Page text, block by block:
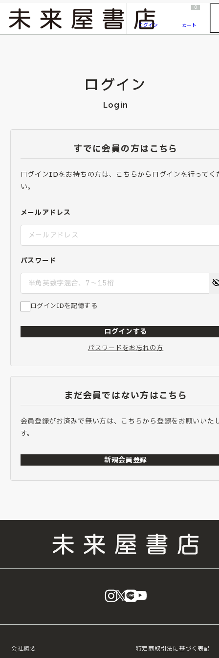
『ONE PIECE magazine 021 ONE PIECEカード付き同梱版』発売延期のご案内
ログイン
0
カート
ログイン
Login
すでに会員の方はこちら
ログインIDをお持ちの方は、こちらからログインを行ってく
い。
メールアドレス
パスワード
ログインIDを記憶する
ログインする
パスワードをお忘れの方
まだ会員ではない方はこちら
会員登録がお済みで無い方は、こちらから登録をお願いいた
す。
新規会員登録
instagram
X LINE
会社概要 特定商取引法に基づく表記